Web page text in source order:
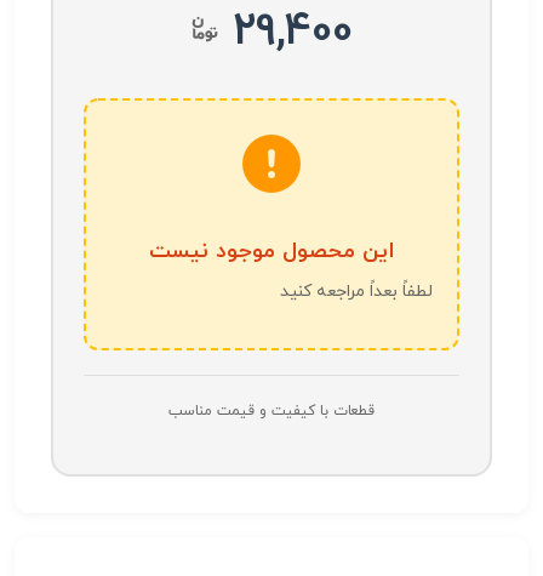
29,400
این محصول موجود نیست
لطفاً بعداً مراجعه کنید
قطعات با کیفیت و قیمت مناسب